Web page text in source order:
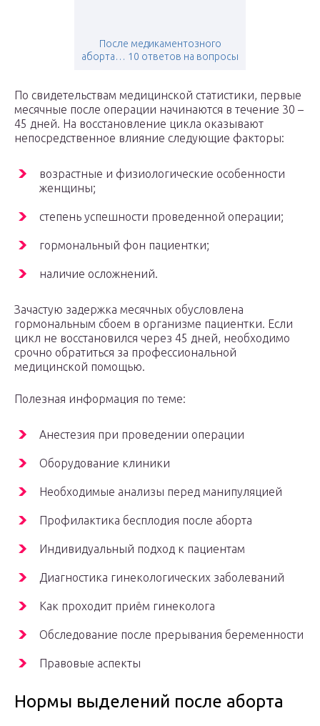
После медикаментозного
аборта… 10 ответов на вопросы
По свидетельствам медицинской статистики, первые
месячные после операции начинаются в течение 30 –
45 дней. На восстановление цикла оказывают
непосредственное влияние следующие факторы:
возрастные и физиологические особенности
женщины;
степень успешности проведенной операции;
гормональный фон пациентки;
наличие осложнений.
Зачастую задержка месячных обусловлена
гормональным сбоем в организме пациентки. Если
цикл не восстановился через 45 дней, необходимо
срочно обратиться за профессиональной
медицинской помощью.
Полезная информация по теме:
Анестезия при проведении операции
Оборудование клиники
Необходимые анализы перед манипуляцией
Профилактика бесплодия после аборта
Индивидуальный подход к пациентам
Диагностика гинекологических заболеваний
Как проходит приём гинеколога
Обследование после прерывания беременности
Правовые аспекты
Нормы выделений после аборта